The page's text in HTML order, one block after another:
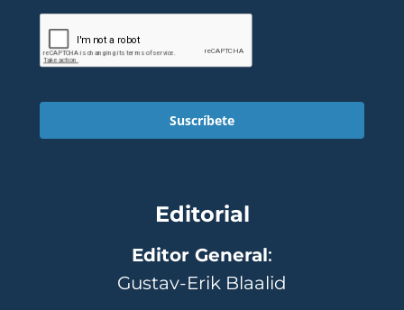
Suscríbete
Editorial
Editor General:
Gustav-Erik Blaalid